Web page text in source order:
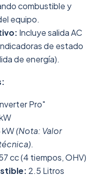
combustible y
equipo.
Incluye salida AC
de estado
de energía).
Pro"
kW(Nota: Valor
.
cc (4 tiempos, OHV)
2.5 Litros